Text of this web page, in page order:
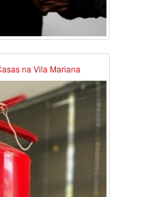
na Vila Mariana